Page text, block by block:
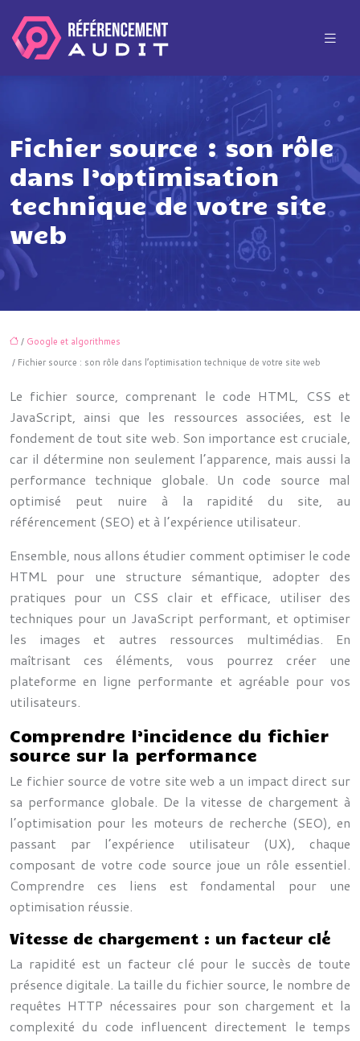
Fichier source : son rôle
dans l’optimisation
technique de votre site
web
/ Google et algorithmes
/ Fichier source : son rôle dans l’optimisation technique de votre site web
Le fichier source, comprenant le code HTML, CSS et
JavaScript, ainsi que les ressources associées, est le
fondement de tout site web. Son importance est cruciale,
car il détermine non seulement l’apparence, mais aussi la
performance technique globale. Un code source mal
optimisé peut nuire à la rapidité du site, au
référencement (SEO) et à l’expérience utilisateur.
Ensemble, nous allons étudier comment optimiser le code
HTML pour une structure sémantique, adopter des
pratiques pour un CSS clair et efficace, utiliser des
techniques pour un JavaScript performant, et optimiser
les images et autres ressources multimédias. En
maîtrisant ces éléments, vous pourrez créer une
plateforme en ligne performante et agréable pour vos
utilisateurs.
Comprendre l’incidence du fichier
source sur la performance
Le fichier source de votre site web a un impact direct sur
sa performance globale. De la vitesse de chargement à
l’optimisation pour les moteurs de recherche (SEO), en
passant par l’expérience utilisateur (UX), chaque
composant de votre code source joue un rôle essentiel.
Comprendre ces liens est fondamental pour une
optimisation réussie.
Vitesse de chargement : un facteur clé
La rapidité est un facteur clé pour le succès de toute
présence digitale. La taille du fichier source, le nombre de
requêtes HTTP nécessaires pour son chargement et la
complexité du code influencent directement le temps